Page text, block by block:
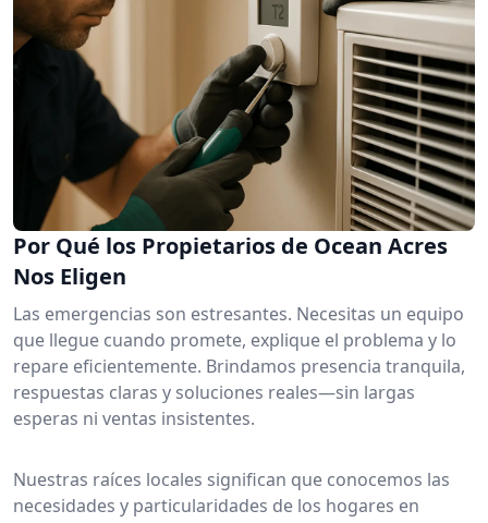
Por Qué los Propietarios de Ocean Acres
Nos Eligen
Las emergencias son estresantes. Necesitas un equipo
que llegue cuando promete, explique el problema y lo
repare eficientemente. Brindamos presencia tranquila,
respuestas claras y soluciones reales—sin largas
esperas ni ventas insistentes.
Nuestras raíces locales significan que conocemos las
necesidades y particularidades de los hogares en